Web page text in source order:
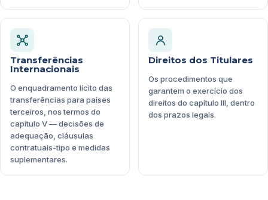
Transferências
Internacionais
O enquadramento lícito das
transferências para países
terceiros, nos termos do
capítulo V — decisões de
adequação, cláusulas
contratuais-tipo e medidas
suplementares.
Direitos dos Titulares
Os procedimentos que
garantem o exercício dos
direitos do capítulo III, dentro
dos prazos legais.